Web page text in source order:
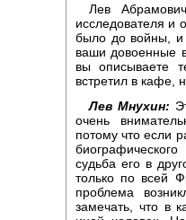
Лев
исследователя и
было до войны, и
ваши довоенные
вы описываете
встретил в кафе,
Лев Мнухин:
очень
потому что если
судьба его в
только по всей
проблема
замечать, что в